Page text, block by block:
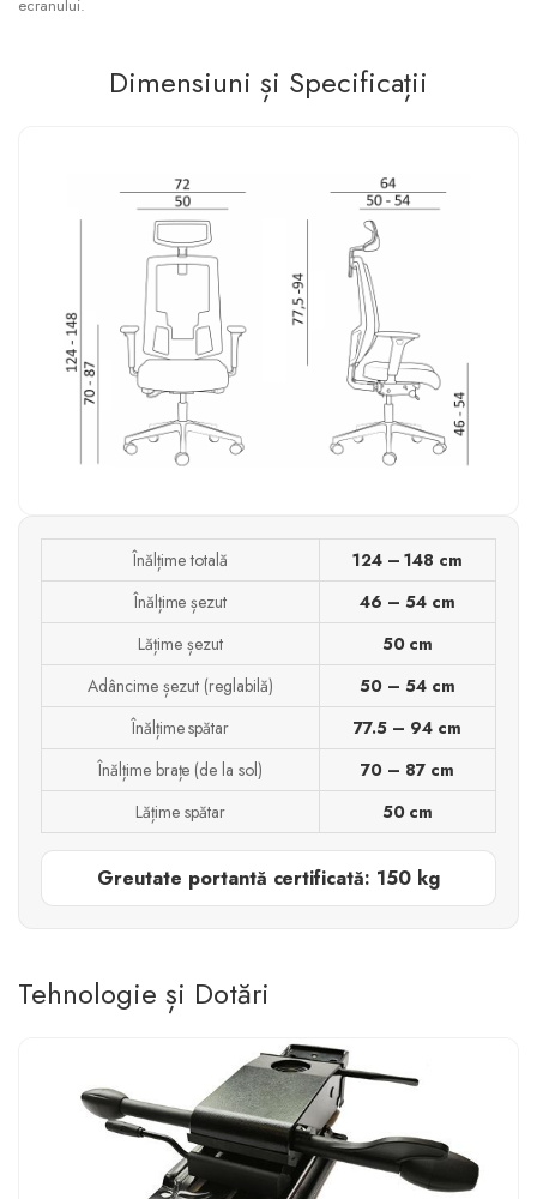
ecranului.
Dimensiuni și Specificații
Înălțime totală
124 – 148 cm
Înălțime șezut
46 – 54 cm
Lățime șezut
50 cm
Adâncime șezut (reglabilă)
50 – 54 cm
Înălțime spătar
77.5 – 94 cm
Înălțime brațe (de la sol)
70 – 87 cm
Lățime spătar
50 cm
Greutate portantă certificată: 150 kg
Tehnologie și Dotări